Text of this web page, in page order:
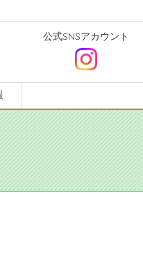
公式SNSアカウント